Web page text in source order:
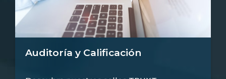
Auditoría y Calificación